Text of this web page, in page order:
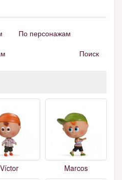
По персонажам
Поиск
Víctor Marcos